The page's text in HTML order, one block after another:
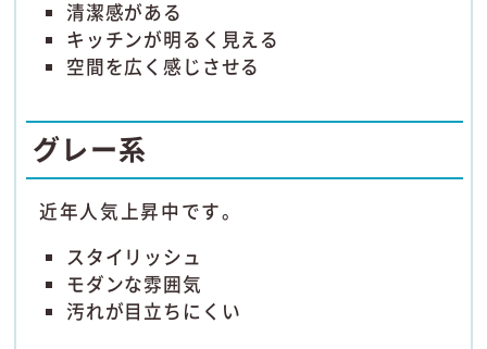
清潔感がある
キッチンが明るく見える
空間を広く感じさせる
グレー系
近年人気上昇中です。
スタイリッシュ
モダンな雰囲気
汚れが目立ちにくい